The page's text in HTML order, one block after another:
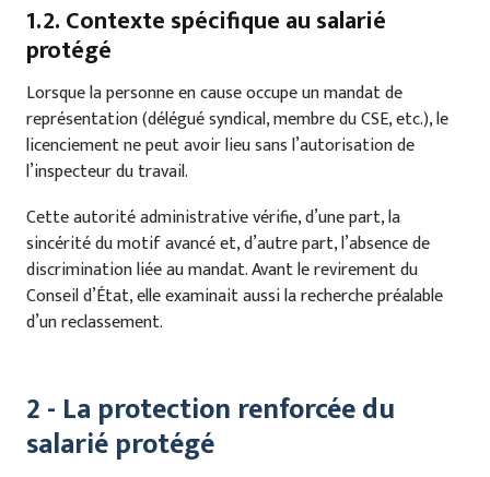
1.2. Contexte spécifique au salarié
protégé
Lorsque la personne en cause occupe un mandat de
représentation (délégué syndical, membre du CSE, etc.), le
licenciement ne peut avoir lieu sans l’autorisation de
l’inspecteur du travail.
Cette autorité administrative vérifie, d’une part, la
sincérité du motif avancé et, d’autre part, l’absence de
discrimination liée au mandat. Avant le revirement du
Conseil d’État, elle examinait aussi la recherche préalable
d’un reclassement.
2 - La protection renforcée du
salarié protégé